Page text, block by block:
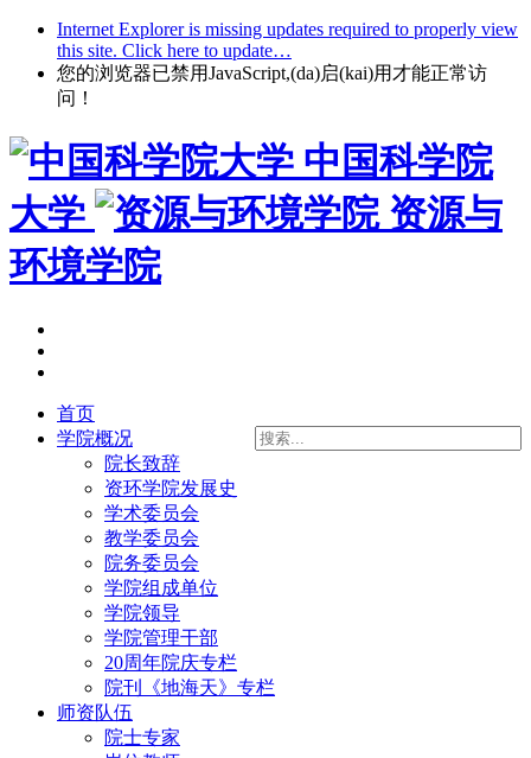
Internet Explorer is missing updates required to properly view
this site. Click here to update…
您的浏览器已禁用JavaScript,(da)启(kai)用才能正常访
问！
中国科学院
大学
资源与
环境学院
首页
学院概况
院长致辞
资环学院发展史
学术委员会
教学委员会
院务委员会
学院组成单位
学院领导
学院管理干部
20周年院庆专栏
院刊《地海天》专栏
师资队伍
院士专家